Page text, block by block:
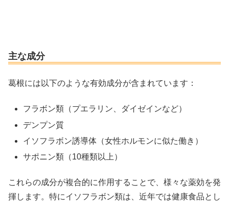
主な成分
葛根には以下のような有効成分が含まれています：
フラボン類（プエラリン、ダイゼインなど）
デンプン質
イソフラボン誘導体（女性ホルモンに似た働き）
サポニン類（10種類以上）
これらの成分が複合的に作用することで、様々な薬効を発
揮します。特にイソフラボン類は、近年では健康食品とし